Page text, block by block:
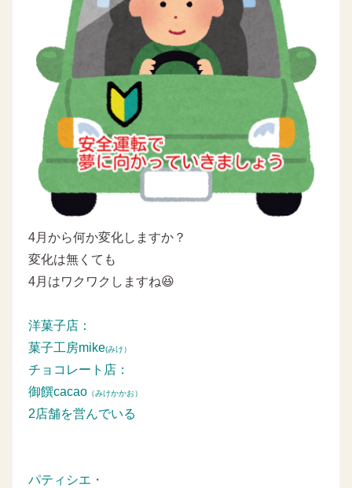
4月から何か変化しますか？
変化は無くても
4月はワクワクしますね😆
洋菓子店：
菓子工房mike(みけ）
チョコレート店：
御饌cacao （みけかかお）
2店舗を営んでいる
パティシエ・